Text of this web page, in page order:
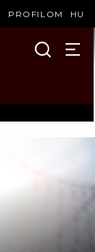
PROFILOM HU